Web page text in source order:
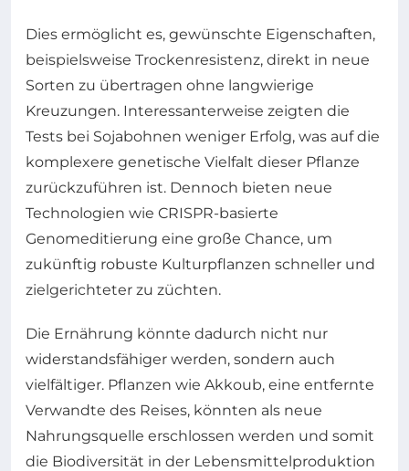
Dies ermöglicht es, gewünschte Eigenschaften,
beispielsweise Trockenresistenz, direkt in neue
Sorten zu übertragen ohne langwierige
Kreuzungen. Interessanterweise zeigten die
Tests bei Sojabohnen weniger Erfolg, was auf die
komplexere genetische Vielfalt dieser Pflanze
zurückzuführen ist. Dennoch bieten neue
Technologien wie CRISPR-basierte
Genomeditierung eine große Chance, um
zukünftig robuste Kulturpflanzen schneller und
zielgerichteter zu züchten.
Die Ernährung könnte dadurch nicht nur
widerstandsfähiger werden, sondern auch
vielfältiger. Pflanzen wie Akkoub, eine entfernte
Verwandte des Reises, könnten als neue
Nahrungsquelle erschlossen werden und somit
die Biodiversität in der Lebensmittelproduktion